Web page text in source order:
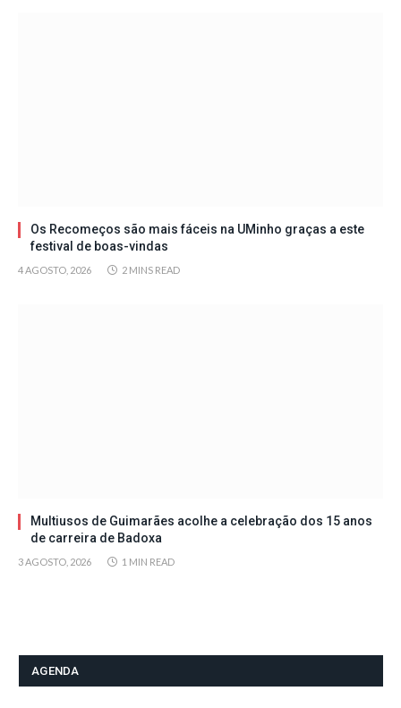
Os Recomeços são mais fáceis na UMinho graças a este
festival de boas-vindas
4 AGOSTO, 2026 2 MINS READ
Multiusos de Guimarães acolhe a celebração dos 15 anos
de carreira de Badoxa
3 AGOSTO, 2026 1 MIN READ
AGENDA